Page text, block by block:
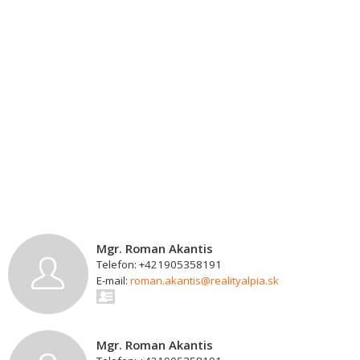
Mgr. Roman Akantis
Telefon: +421905358191
E-mail: roman.akantis@realityalpia.sk
Mgr. Roman Akantis